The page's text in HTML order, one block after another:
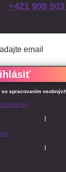
+421 908
spracovaním